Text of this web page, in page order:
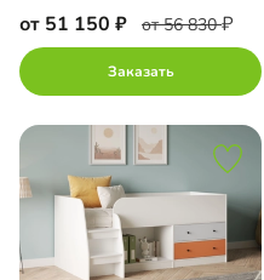
от 51 150 от 56 830
Заказать